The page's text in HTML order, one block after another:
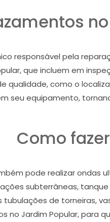
responsável pela
que incluem em
qualidade, como o
seu equipamento,
Como
pode realizar ondas
subterrâneas,
tubulações de torneiras,
Jardim Popular, para